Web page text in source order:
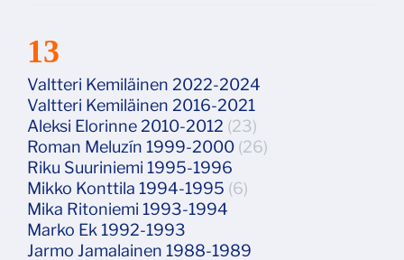
13
Valtteri Kemiläinen 2022-2024
Valtteri Kemiläinen 2016-2021
Aleksi Elorinne 2010-2012 (23)
Roman Meluzín 1999-2000 (26)
Riku Suuriniemi 1995-1996
Mikko Konttila 1994-1995 (6)
Mika Ritoniemi 1993-1994
Marko Ek 1992-1993
Jarmo Jamalainen 1988-1989